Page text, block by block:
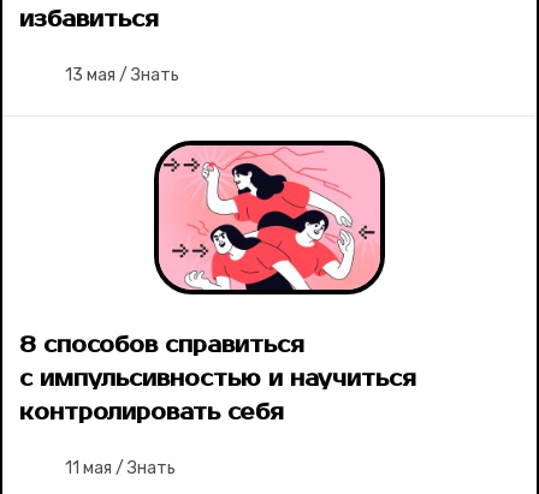
избавиться
13 мая / Знать
8 способов справиться
с импульсивностью и научиться
контролировать себя
11 мая / Знать